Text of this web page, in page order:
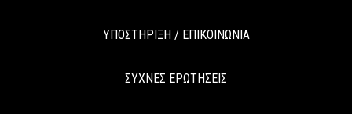
ΥΠΟΣΤΗΡΙΞΗ / ΕΠΙΚΟΙΝΩΝΙΑ
ΣΥΧΝΕΣ ΕΡΩΤΗΣΕΙΣ